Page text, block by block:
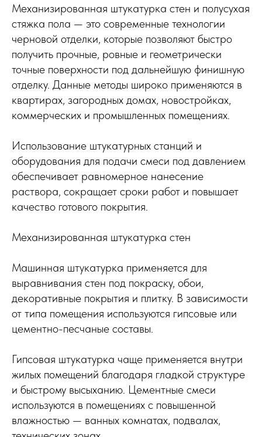
Механизированная штукатурка стен и полусухая
стяжка пола — это современные технологии
черновой отделки, которые позволяют быстро
получить прочные, ровные и геометрически
точные поверхности под дальнейшую финишную
отделку. Данные методы широко применяются в
квартирах, загородных домах, новостройках,
коммерческих и промышленных помещениях.
Использование штукатурных станций и
оборудования для подачи смеси под давлением
обеспечивает равномерное нанесение
раствора, сокращает сроки работ и повышает
качество готового покрытия.
Механизированная штукатурка стен
Машинная штукатурка применяется для
выравнивания стен под покраску, обои,
декоративные покрытия и плитку. В зависимости
от типа помещения используются гипсовые или
цементно-песчаные составы.
Гипсовая штукатурка чаще применяется внутри
жилых помещений благодаря гладкой структуре
и быстрому высыханию. Цементные смеси
используются в помещениях с повышенной
влажностью — ванных комнатах, подвалах,